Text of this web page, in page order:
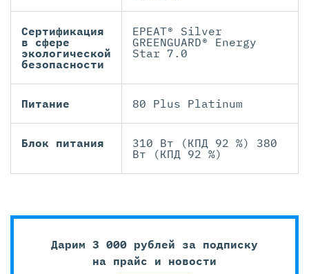
Сертификация
в сфере
экологической
безопасности
EPEAT® Silver
GREENGUARD® Energy
Star 7.0
Питание 80 Plus Platinum
Блок питания
310 Вт (КПД 92 %) 380
Вт (КПД 92 %)
Дарим 3 000 рублей за подписку
на прайс и новости